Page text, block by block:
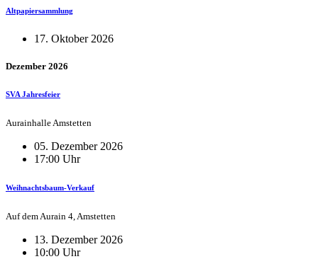
Altpapiersammlung
17. Oktober 2026
Dezember 2026
SVA Jahresfeier
Aurainhalle Amstetten
05. Dezember 2026
17:00 Uhr
Weihnachtsbaum-Verkauf
Auf dem Aurain 4, Amstetten
13. Dezember 2026
10:00 Uhr